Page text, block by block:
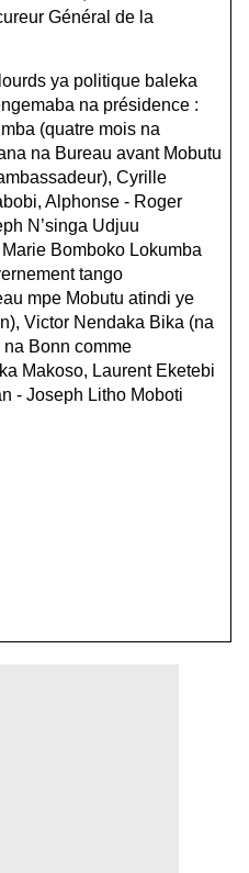
Général de la
ya politique baleka
na présidence :
(quatre mois na
na Bureau avant Mobutu
Cyrille
Alphonse - Roger
N’singa Udjuu
Bomboko Lokumba
tango
mpe Mobutu atindi ye
Victor Nendaka Bika (na
Bonn comme
Makoso, Laurent Eketebi
- Joseph Litho Moboti